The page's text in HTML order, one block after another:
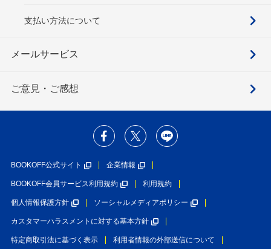
支払い方法について
メールサービス
ご意見・ご感想
BOOKOFF公式サイト 企業情報
BOOKOFF会員サービス利用規約 利用規約
個人情報保護方針 ソーシャルメディアポリシー
カスタマーハラスメントに対する基本方針
特定商取引法に基づく表示 利用者情報の外部送信について